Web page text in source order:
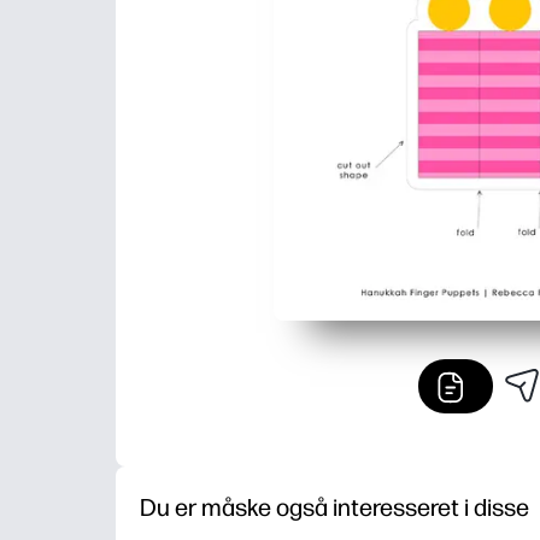
Du er måske også interesseret i disse